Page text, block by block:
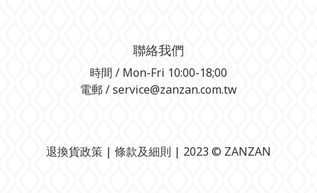
聯絡我們
時間 / Mon-Fri 10:00-18;00
電郵 / service@zanzan.com.tw
退換貨政策 | 條款及細則 | 2023 © ZANZAN